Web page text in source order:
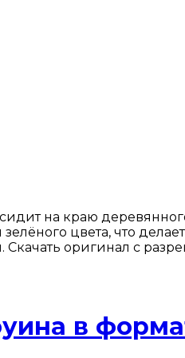
на краю
цвета, что
оригинал с
в